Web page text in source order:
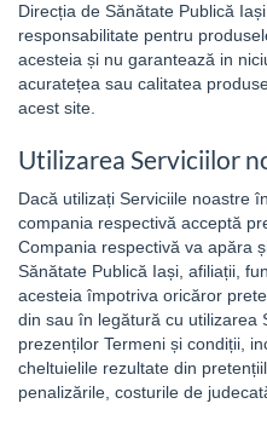
Direcția de Sănătate Publică
responsabilitate pentru
acesteia și nu garantează in
acuratețea sau calitatea
acest site.
Utilizarea Serviciilor
Dacă utilizați Serviciile noastre
compania respectivă acceptă
Compania respectivă va apăra
Sănătate Publică Iași, afiliații,
acesteia împotriva oricăror
din sau în legătură cu utilizarea
prezenților Termeni și condiții,
cheltuielile rezultate din
penalizările, costurile de